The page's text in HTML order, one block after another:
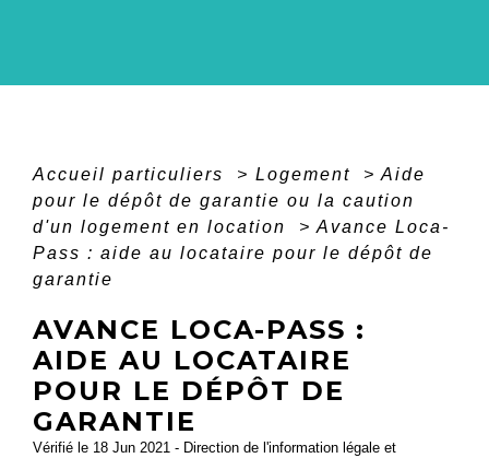
Accueil particuliers > Logement > Aide
pour le dépôt de garantie ou la caution
d'un logement en location
> Avance Loca-
Pass : aide au locataire pour le dépôt de
garantie
AVANCE LOCA-PASS :
AIDE AU LOCATAIRE
POUR LE DÉPÔT DE
GARANTIE
Vérifié le 18 Jun 2021 - Direction de l'information légale et